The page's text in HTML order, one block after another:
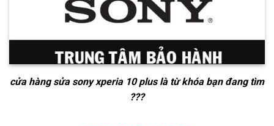
cửa hàng sửa sony xperia 10 pluslà từ khóa bạn đang tìm
???